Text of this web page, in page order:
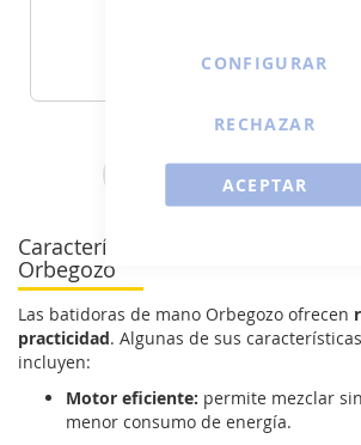
ACEPTAR
CONFIGURAR
RECHAZAR
Ver todas las batidoras de
Características de las batidoras de
Orbegozo
Las batidoras de mano Orbegozo ofrecen
practicidad. Algunas de sus
incluyen:
Motor eficiente: permite mezclar
menor consumo de energía.